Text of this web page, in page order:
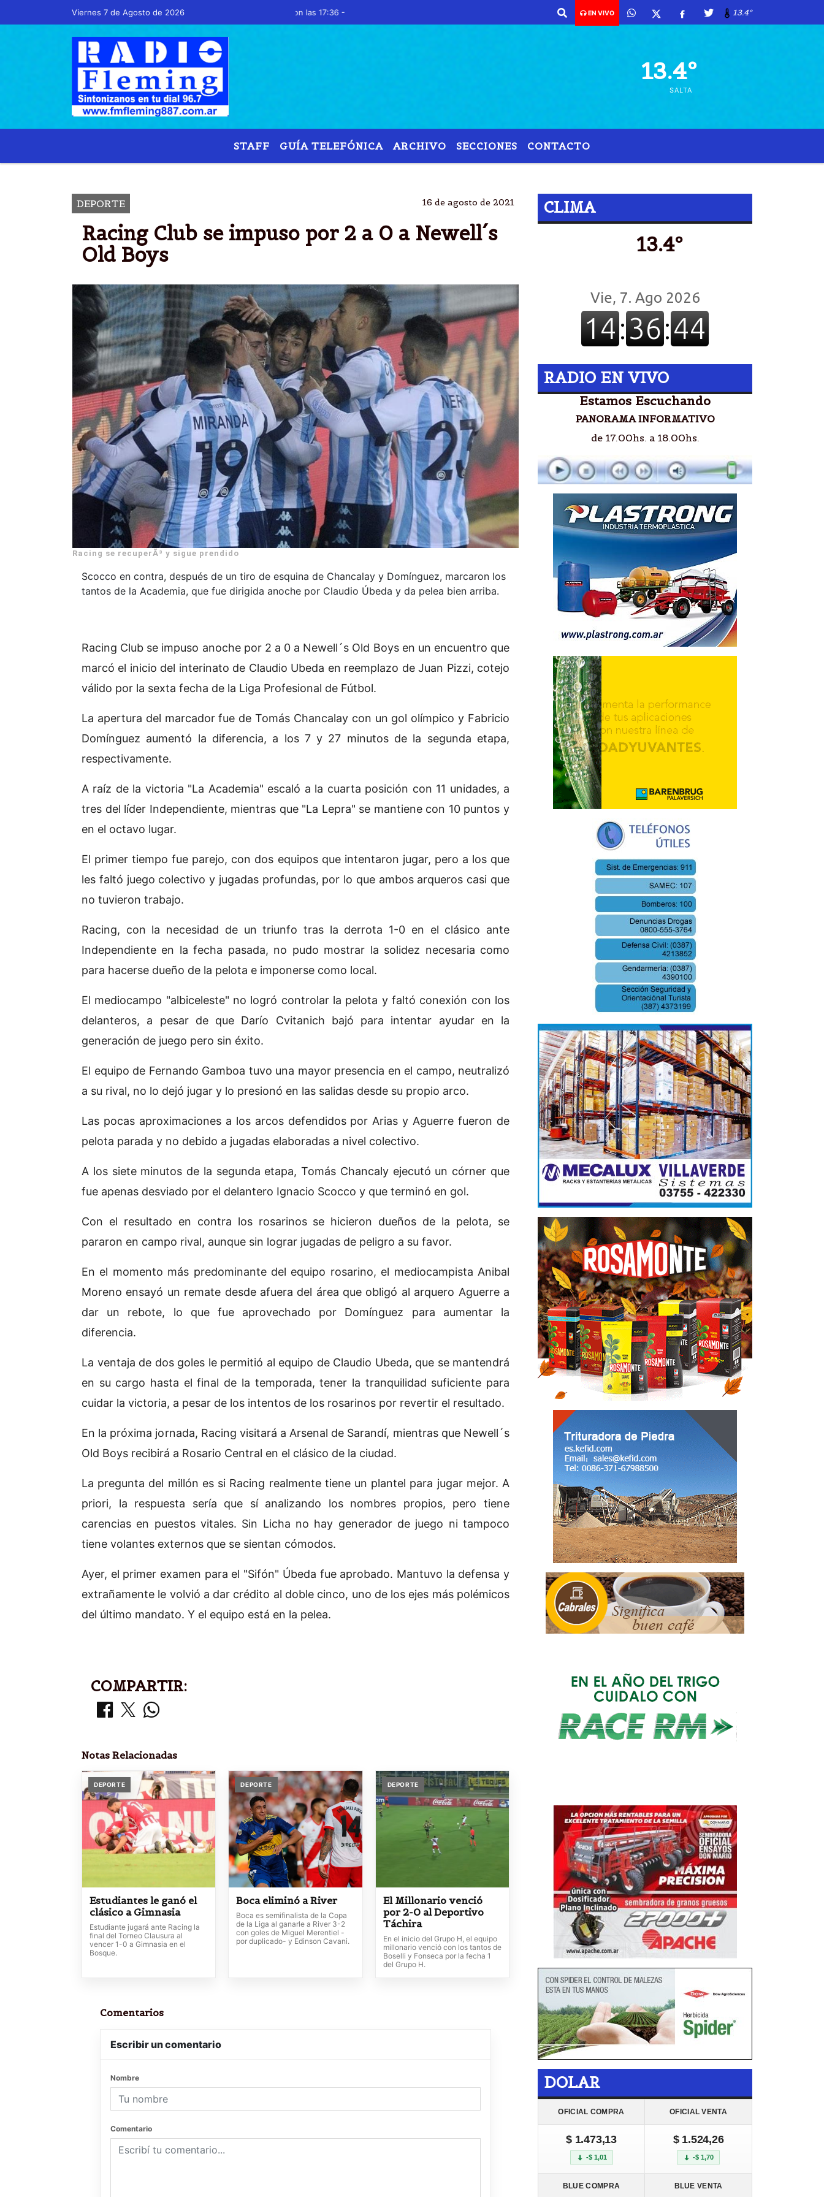
Viernes 7 de Agosto de 2026
Hoy es Viernes 7 de Agosto de 2026 y son las 17:36 - EN VIVO 13.4º
13.4º
SALTA
STAFF GUÍA TELEFÓNICA ARCHIVO SECCIONES CONTACTO
DEPORTE 16 de agosto de 2021
Racing Club se impuso por 2 a 0 a Newell´s
Old Boys
Racing se recuperÃ³ y sigue prendido
Scocco en contra, después de un tiro de esquina de Chancalay y Domínguez, marcaron los
tantos de la Academia, que fue dirigida anoche por Claudio Úbeda y da pelea bien arriba.
Racing Club se impuso anoche por 2 a 0 a Newell´s Old Boys en un encuentro que
marcó el inicio del interinato de Claudio Ubeda en reemplazo de Juan Pizzi, cotejo
válido por la sexta fecha de la Liga Profesional de Fútbol.
La apertura del marcador fue de Tomás Chancalay con un gol olímpico y Fabricio
Domínguez aumentó la diferencia, a los 7 y 27 minutos de la segunda etapa,
respectivamente.
A raíz de la victoria "La Academia" escaló a la cuarta posición con 11 unidades, a
tres del líder Independiente, mientras que "La Lepra" se mantiene con 10 puntos y
en el octavo lugar.
El primer tiempo fue parejo, con dos equipos que intentaron jugar, pero a los que
les faltó juego colectivo y jugadas profundas, por lo que ambos arqueros casi que
no tuvieron trabajo.
Racing, con la necesidad de un triunfo tras la derrota 1-0 en el clásico ante
Independiente en la fecha pasada, no pudo mostrar la solidez necesaria como
para hacerse dueño de la pelota e imponerse como local.
El mediocampo "albiceleste" no logró controlar la pelota y faltó conexión con los
delanteros, a pesar de que Darío Cvitanich bajó para intentar ayudar en la
generación de juego pero sin éxito.
El equipo de Fernando Gamboa tuvo una mayor presencia en el campo, neutralizó
a su rival, no lo dejó jugar y lo presionó en las salidas desde su propio arco.
Las pocas aproximaciones a los arcos defendidos por Arias y Aguerre fueron de
pelota parada y no debido a jugadas elaboradas a nivel colectivo.
A los siete minutos de la segunda etapa, Tomás Chancaly ejecutó un córner que
fue apenas desviado por el delantero Ignacio Scocco y que terminó en gol.
Con el resultado en contra los rosarinos se hicieron dueños de la pelota, se
pararon en campo rival, aunque sin lograr jugadas de peligro a su favor.
En el momento más predominante del equipo rosarino, el mediocampista Anibal
Moreno ensayó un remate desde afuera del área que obligó al arquero Aguerre a
dar un rebote, lo que fue aprovechado por Domínguez para aumentar la
diferencia.
La ventaja de dos goles le permitió al equipo de Claudio Ubeda, que se mantendrá
en su cargo hasta el final de la temporada, tener la tranquilidad suficiente para
cuidar la victoria, a pesar de los intentos de los rosarinos por revertir el resultado.
En la próxima jornada, Racing visitará a Arsenal de Sarandí, mientras que Newell´s
Old Boys recibirá a Rosario Central en el clásico de la ciudad.
La pregunta del millón es si Racing realmente tiene un plantel para jugar mejor. A
priori, la respuesta sería que sí analizando los nombres propios, pero tiene
carencias en puestos vitales. Sin Licha no hay generador de juego ni tampoco
tiene volantes externos que se sientan cómodos.
Ayer, el primer examen para el "Sifón" Úbeda fue aprobado. Mantuvo la defensa y
extrañamente le volvió a dar crédito al doble cinco, uno de los ejes más polémicos
del último mandato. Y el equipo está en la pelea.
COMPARTIR:
Notas Relacionadas
DEPORTE
Estudiantes le ganó el
clásico a Gimnasia
Estudiante jugará ante Racing la
final del Torneo Clausura al
vencer 1-0 a Gimnasia en el
Bosque.
DEPORTE
Boca eliminó a River
Boca es semifinalista de la Copa
de la Liga al ganarle a River 3-2
con goles de Miguel Merentiel -
por duplicado- y Edinson Cavani.
DEPORTE
El Millonario venció
por 2-0 al Deportivo
Táchira
En el inicio del Grupo H, el equipo
millonario venció con los tantos de
Boselli y Fonseca por la fecha 1
del Grupo H.
Comentarios
Escribir un comentario
Nombre
Comentario
CLIMA
13.4º
RADIO EN VIVO
Estamos Escuchando
PANORAMA INFORMATIVO
de 17.00hs. a 18.00hs.
DOLAR
OFICIAL COMPRA OFICIAL VENTA
$ 1.473,13
-$ 1,01
$ 1.524,26
-$ 1,70
BLUE COMPRA BLUE VENTA